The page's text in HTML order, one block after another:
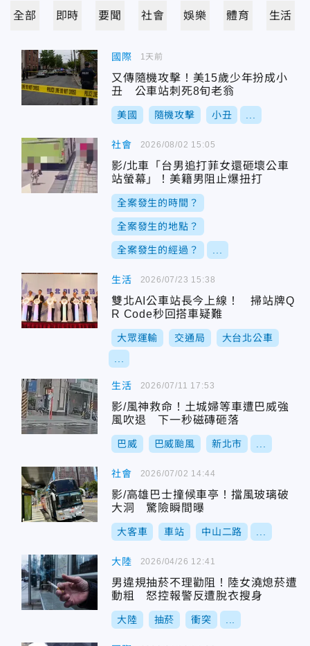
全部 即時 要聞 社會 娛樂 體育 生活
國際
又傳隨機攻擊！美15歲少年扮成小
丑 公車站刺死8旬老翁
美國 隨機攻擊 小丑
1天前
社會
影/北車「台男追打菲女還砸壞公車
站螢幕」！美籍男阻止爆扭打
全案發生的時間？
全案發生的地點？
全案發生的經過？
2026/08/02 15:05
生活
雙北AI公車站長今上線！ 掃站牌Q
R Code秒回搭車疑難
大眾運輸 交通局 大台北公車
2026/07/23 15:38
生活
影/風神救命！土城婦等車遭巴威強
風吹退 下一秒磁磚砸落
巴威 巴威颱風 新北市
2026/07/11 17:53
社會
影/高雄巴士撞候車亭！擋風玻璃破
大洞 驚險瞬間曝
大客車 車站 中山二路
2026/07/02 14:44
大陸
男違規抽菸不理勸阻！陸女澆熄菸遭
動粗 怒控報警反遭脫衣搜身
大陸 抽菸 衝突
2026/04/26 12:41